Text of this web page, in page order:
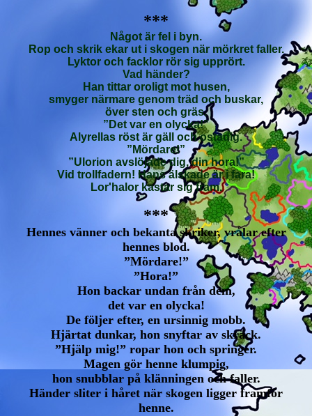
***
Något är fel i byn.
Rop och skrik ekar ut i skogen när mörkret faller.
Lyktor och facklor rör sig upprört.
Vad händer?
Han tittar oroligt mot husen,
smyger närmare genom träd och buskar,
över sten och gräs.
”Det var en olycka!”
Alyrellas röst är gäll och ostadig.
”Mördare!”
”Ulorion avslöjade dig, din hora!”
Vid trollfadern! Hans älskade är i fara!
Lor'halor kastar sig fram.
***
Hennes vänner och bekanta skriker, vrålar efter
hennes blod.
”Mördare!”
”Hora!”
Hon backar undan från dem,
det var en olycka!
De följer efter, en ursinnig mobb.
Hjärtat dunkar, hon snyftar av skräck.
”Hjälp mig!” ropar hon och springer.
Magen gör henne klumpig,
hon snubblar på klänningen och faller.
Händer sliter i håret när skogen ligger framför
henne.